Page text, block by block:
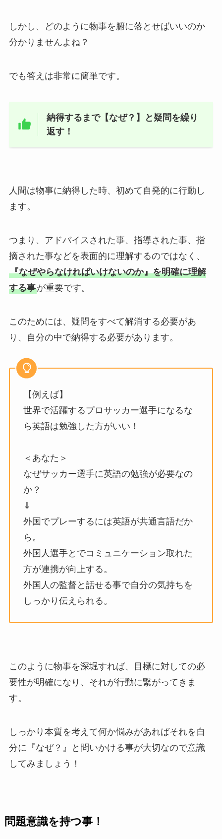
しかし、どのように物事を腑に落とせばいいのか
分かりませんよね？
でも答えは非常に簡単です。
納得するまで【なぜ？】と疑問を繰り
返す！
人間は物事に納得した時、初めて自発的に行動し
ます。
つまり、アドバイスされた事、指導された事、指
摘された事などを表面的に理解するのではなく、
『なぜやらなければいけないのか』を明確に理解
する事が重要です。
このためには、疑問をすべて解消する必要があ
り、自分の中で納得する必要があります。
【例えば】
世界で活躍するプロサッカー選手になるな
ら英語は勉強した方がいい！
＜あなた＞
なぜサッカー選手に英語の勉強が必要なの
か？
⇓
外国でプレーするには英語が共通言語だか
ら。
外国人選手とでコミュニケーション取れた
方が連携が向上する。
外国人の監督と話せる事で自分の気持ちを
しっかり伝えられる。
このように物事を深堀すれば、目標に対しての必
要性が明確になり、それが行動に繋がってきま
す。
しっかり本質を考えて何か悩みがあればそれを自
分に『なぜ？』と問いかける事が大切なので意識
してみましょう！
問題意識を持つ事！